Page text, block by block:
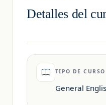
Detalles del
TIPO DE CURSO
General